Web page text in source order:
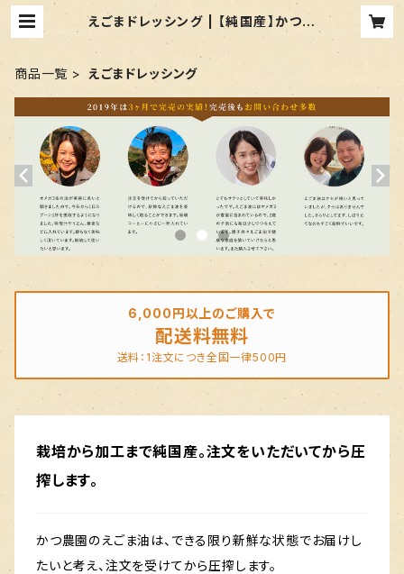
えごまドレッシング | 【純国産】かつ農
園の黄金のえごま油
商品一覧 えごまドレッシング
6,000円以上のご購入で
配送料無料
送料：1注文につき全国一律500円
栽培から加工まで純国産。注文をいただいてから圧
搾します。
かつ農園のえごま油は、できる限り新鮮な状態でお届けし
たいと考え、注文を受けてから圧搾します。